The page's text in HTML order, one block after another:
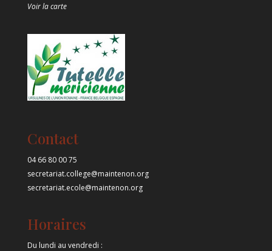
Voir la carte
Contact
04 66 80 00 75
secretariat.college@maintenon.org
secretariat.ecole@maintenon.org
Horaires
Du lundi au vendredi :